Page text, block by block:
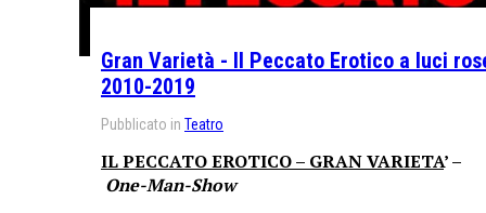
Gran Varietà - Il Peccato Erotico a luci
2010-2019
Pubblicato in Teatro
IL PECCATO EROTICO – GRAN VARIETA’ –
One-Man-Show